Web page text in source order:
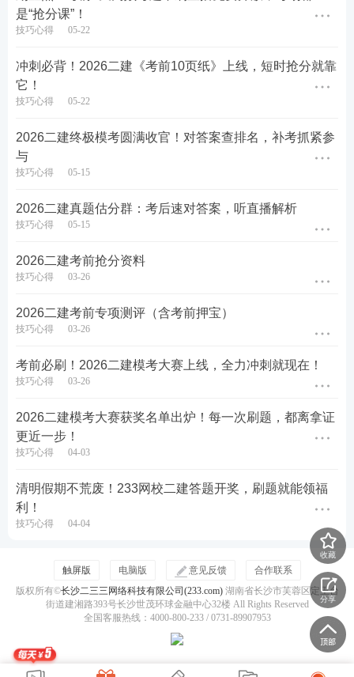
三、双端口灵活参与，全场景随心打卡
33网校APP与微信小程序两大入口，数据实时互通，
打卡天数、学习记录自动同步，切换设备不中断学
方式一：233网校APP打卡（功能最全，适合系统复
习）
233网校APP
是“抢分课”！
技巧心得 05-22
冲刺必背！2026二建《考前10页纸》上线，短时抢分就靠
它！
技巧心得 05-22
2026二建终极模考圆满收官！对答案查排名，补考抓紧参
与
技巧心得 05-15
2026二建真题估分群：考后速对答案，听直播解析
技巧心得 05-15
2026二建考前抢分资料
技巧心得 03-26
2026二建考前专项测评（含考前押宝）
技巧心得 03-26
考前必刷！2026二建模考大赛上线，全力冲刺就现在！
技巧心得 03-26
2026二建模考大赛获奖名单出炉！每一次刷题，都离拿证
更近一步！
技巧心得 04-03
清明假期不荒废！233网校二建答题开奖，刷题就能领福
利！
技巧心得 04-04
收藏
分享
触屏版 电脑版 意见反馈
合作联系
版权所有©长沙二三三网络科技有限公司(233.com)湖南省长沙市芙蓉区定王台
街道建湘路393号长沙世茂环球金融中心32楼 All Rights Reserved
全国客服热线：4000-800-233 / 0731-89907953